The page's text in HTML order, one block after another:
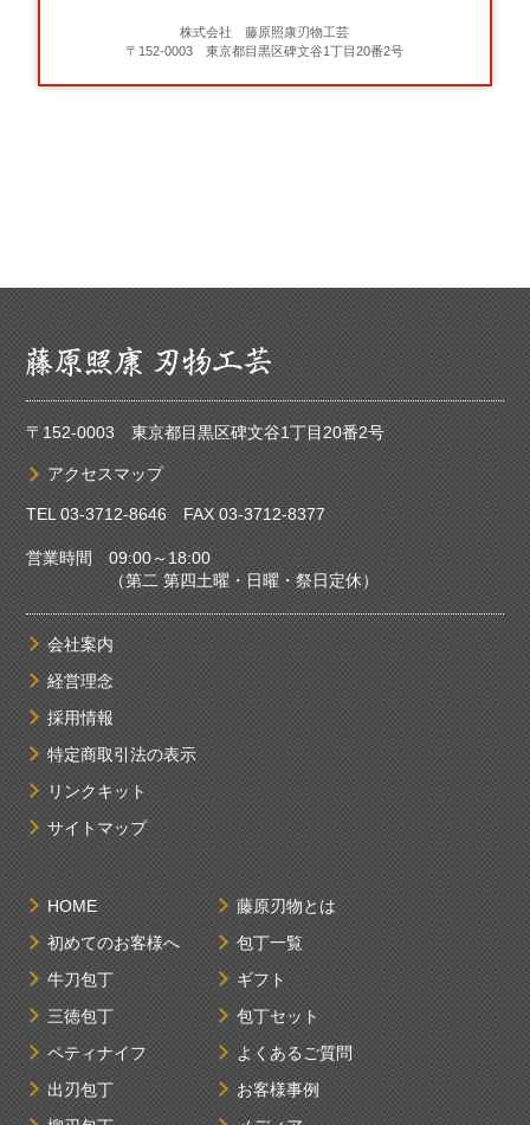
株式会社 藤原照康刃物工芸
〒152-0003 東京都目黒区碑文谷1丁目20番2号
〒152-0003 東京都目黒区碑文谷1丁目20番2号
アクセスマップ
TEL03-3712-8646FAX 03-3712-8377
営業時間 09:00～18:00
（第二 第四土曜・日曜・祭日定休）
会社案内
経営理念
採用情報
特定商取引法の表示
リンクキット
サイトマップ
HOME
初めてのお客様へ
牛刀包丁
三徳包丁
ペティナイフ
出刃包丁
藤原刃物とは
包丁一覧
ギフト
包丁セット
よくあるご質問
お客様事例